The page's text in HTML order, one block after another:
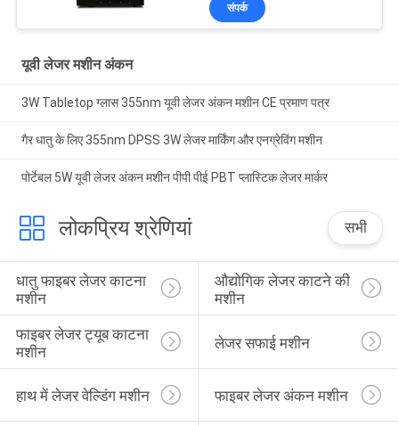
संपर्क
यूवी लेजर मशीन अंकन
3W Tabletop ग्लास 355nm यूवी लेजर अंकन मशीन CE प्रमाण पत्र
गैर धातु के लिए 355nm DPSS 3W लेजर मार्किंग और एनग्रेविंग मशीन
पोर्टेबल 5W यूवी लेजर अंकन मशीन पीपी पीई PBT प्लास्टिक लेजर मार्कर
लोकप्रिय श्रेणियां सभी
धातु फाइबर लेजर काटना
मशीन
औद्योगिक लेजर काटने की
मशीन
फाइबर लेजर ट्यूब काटना
मशीन
लेजर सफाई मशीन
हाथ में लेजर वेल्डिंग मशीन फाइबर लेजर अंकन मशीन